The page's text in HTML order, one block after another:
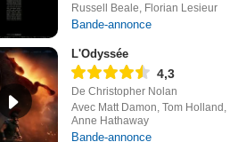
Russell Beale, Florian Lesieur
Bande-annonce
L'Odyssée
4,3
De Christopher Nolan
Avec Matt Damon, Tom Holland,
Anne Hathaway
Bande-annonce